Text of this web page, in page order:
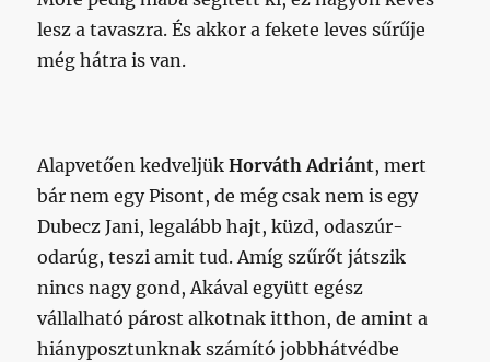
lesz a tavaszra. És akkor a fekete leves sűrűje
még hátra is van.
Alapvetően kedveljükHorváth Adriánt, mert
bár nem egy Pisont, de még csak nem is egy
Dubecz Jani, legalább hajt, küzd, odaszúr-
odarúg, teszi amit tud. Amíg szűrőt játszik
nincs nagy gond, Akával együtt egész
vállalható párost alkotnak itthon, de amint a
hiányposztunknak számító jobbhátvédbe